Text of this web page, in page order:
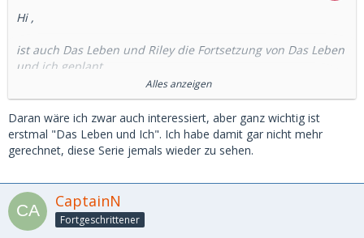
Hi ,
ist auch Das Leben und Riley die Fortsetzung von Das Leben
und ich geplant.
LG xyz0815
Alles anzeigen
Daran wäre ich zwar auch interessiert, aber ganz wichtig ist
erstmal "Das Leben und Ich". Ich habe damit gar nicht mehr
gerechnet, diese Serie jemals wieder zu sehen.
CaptainN
Fortgeschrittener